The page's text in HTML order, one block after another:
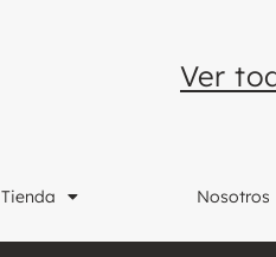
Ver
Tienda Nosotros